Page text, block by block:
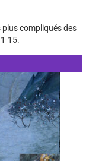
compliqués des
15.